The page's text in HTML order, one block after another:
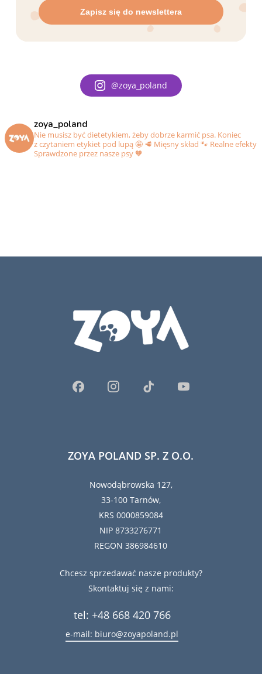
@zoya_poland
zoya_poland
Nie musisz być dietetykiem, żeby dobrze karmić psa. Koniec
z czytaniem etykiet pod lupą 🤩🥩 Mięsny skład 🐾 Realne efekty
Sprawdzone przez nasze psy 🧡
ZOYA POLAND SP. Z O.O.
Nowodąbrowska 127,
33-100 Tarnów,
KRS 0000859084
NIP 8733276771
REGON 386984610
Chcesz sprzedawać nasze produkty?
Skontaktuj się z nami:
tel: +48 668 420 766
e-mail: biuro@zoyapoland.pl